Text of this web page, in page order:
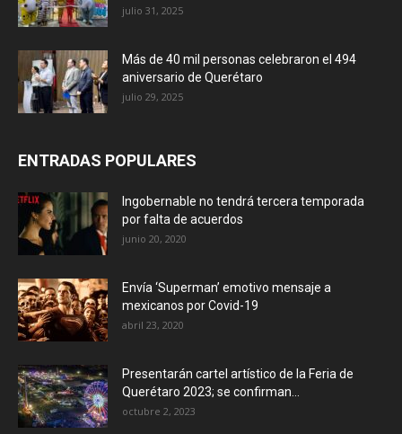
julio 31, 2025
Más de 40 mil personas celebraron el 494
aniversario de Querétaro
julio 29, 2025
ENTRADAS POPULARES
Ingobernable no tendrá tercera temporada
por falta de acuerdos
junio 20, 2020
Envía ‘Superman’ emotivo mensaje a
mexicanos por Covid-19
abril 23, 2020
Presentarán cartel artístico de la Feria de
Querétaro 2023; se confirman...
octubre 2, 2023